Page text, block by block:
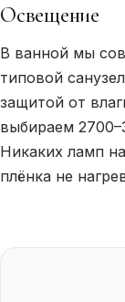
Освещение
В ванной мы
типовой
защитой от
выбираем
Никаких ламп
плёнка не